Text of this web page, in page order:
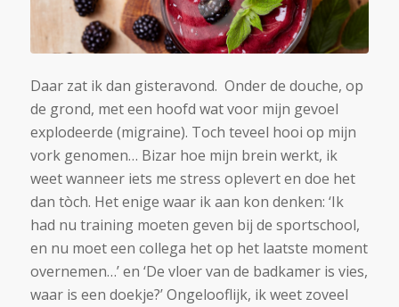
Daar zat ik dan gisteravond. Onder de douche, op
de grond, met een hoofd wat voor mijn gevoel
explodeerde (migraine). Toch teveel hooi op mijn
vork genomen… Bizar hoe mijn brein werkt, ik
weet wanneer iets me stress oplevert en doe het
dan tòch. Het enige waar ik aan kon denken: ‘Ik
had nu training moeten geven bij de sportschool,
en nu moet een collega het op het laatste moment
overnemen…’ en ‘De vloer van de badkamer is vies,
waar is een doekje?’ Ongelooflijk, ik weet zoveel